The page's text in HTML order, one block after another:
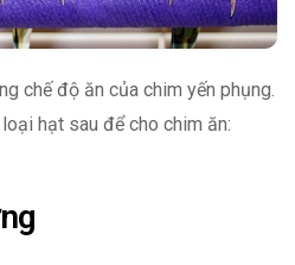
chế độ ăn của chim yến phụng.
hạt sau để cho chim ăn: